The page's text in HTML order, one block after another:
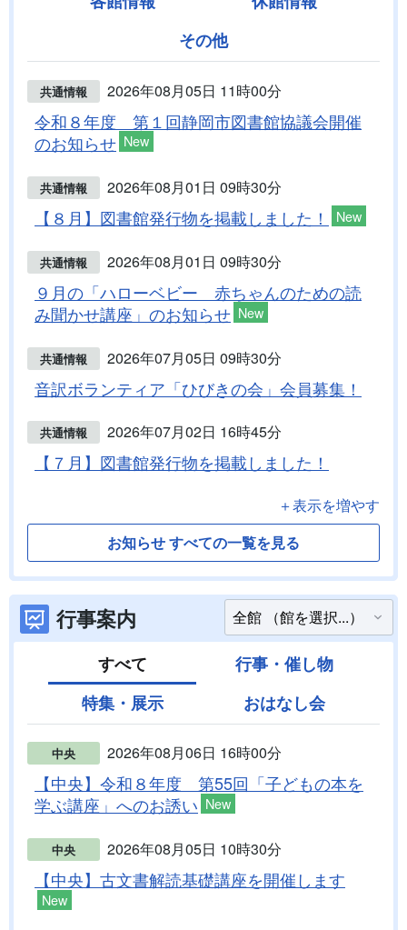
その他
共通情報 2026年08月05日 11時00分
令和８年度 第１回静岡市図書館協議会開催
のお知らせ New
共通情報 2026年08月01日 09時30分
【８月】図書館発行物を掲載しました！ New
共通情報 2026年08月01日 09時30分
９月の「ハローベビー 赤ちゃんのための読
み聞かせ講座」のお知らせ New
共通情報 2026年07月05日 09時30分
音訳ボランティア「ひびきの会」会員募集！
共通情報 2026年07月02日 16時45分
【７月】図書館発行物を掲載しました！
＋表示を増やす
お知らせ すべての一覧を見る
行事案内
すべて
行事・催し物
特集・展示
おはなし会
中央 2026年08月06日 16時00分
【中央】令和８年度 第55回「子どもの本を
学ぶ講座」へのお誘い New
中央 2026年08月05日 10時30分
【中央】古文書解読基礎講座を開催します
New